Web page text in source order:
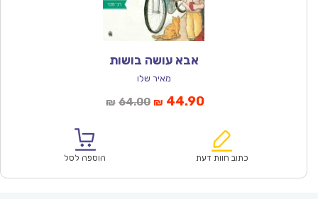
אבא עושה בושות
מאיר שלו
₪ 64.00המחיר
₪64.00.
₪ 44.90המחיר
הוא:
כתוב חוות דעת הוספה לסל